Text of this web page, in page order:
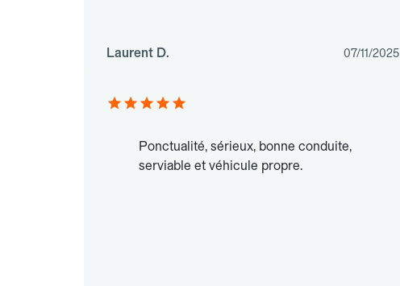
Laurent D. 07/11/2025
Ponctualité, sérieux, bonne conduite,
serviable et véhicule propre.